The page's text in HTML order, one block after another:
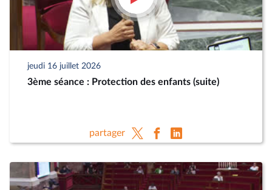
jeudi 16 juillet 2026
3ème séance : Protection des enfants (suite)
partager